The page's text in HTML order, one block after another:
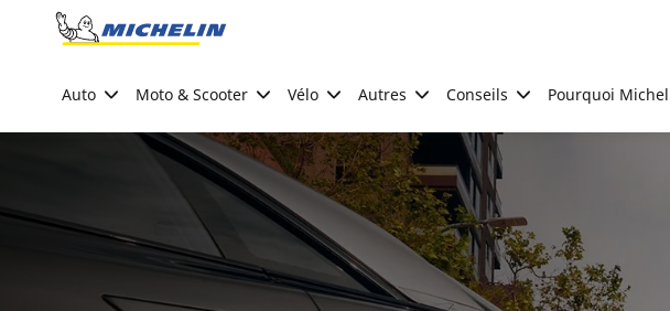
Go to page content
Auto Moto & Scooter Vélo Autres Conseils Pourquoi